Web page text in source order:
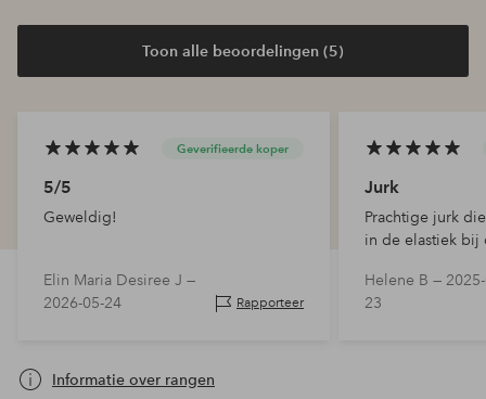
Toon alle beoordelingen (5)
Geverifieerde koper
5/5
Geweldig!
Elin Maria Desiree J —
2026-05-24
Rapporteer
Jurk
Prachtige jurk
in de elastiek bij
pasvorm
Helene B —
23
Informatie over rangen